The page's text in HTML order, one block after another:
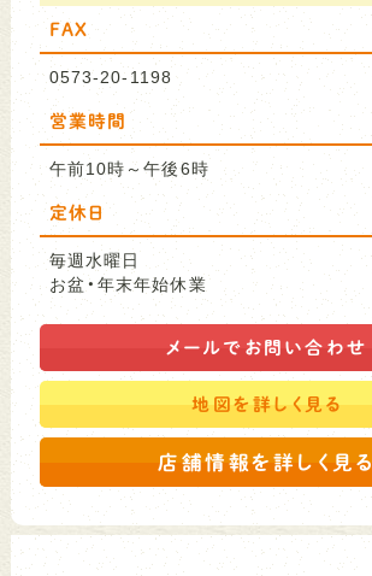
FAX
0573-20-1198
営業時間
午前10時～午後6時
定休日
毎週水曜日
お盆・年末年始休業
メールで お問い合わせ
地図を詳しく見る
店舗情報を詳しく見る